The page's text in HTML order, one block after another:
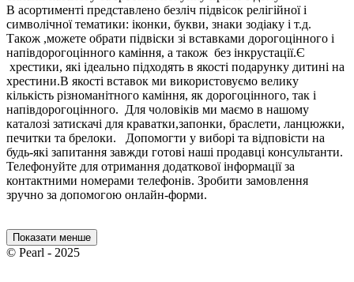
В асортименті представлено безліч підвісок релігійної і
символічної тематики: іконки, букви, знаки зодіаку і т.д.
Також ,можете обрати підвіски зі вставками дорогоцінного і
напівдорогоцінного каміння, а також без інкрустації.Є
хрестики, які ідеально підходять в якості подарунку дитині на
хрестини.В якості вставок ми використовуємо велику
кількість різноманітного каміння, як дорогоцінного, так і
напівдорогоцінного. Для чоловіків ми маємо в нашому
каталозі затискачі для краватки,запонки, браслети, ланцюжки,
печитки та брелоки. Допомогти у виборі та відповісти на
будь-які запитання завжди готові наші продавці консультанти.
Телефонуйте для отримання додаткової інформації за
контактними номерами телефонів. Зробити замовлення
зручно за допомогою онлайн-форми.
Показати менше
© Pearl - 2025